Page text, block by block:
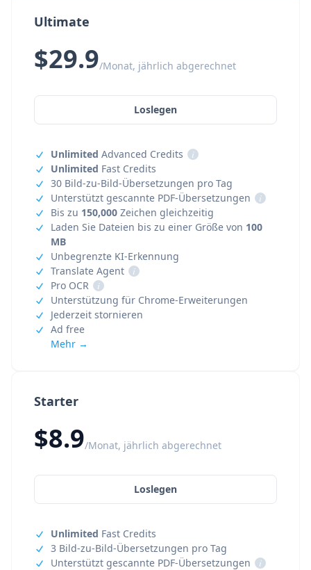
Starter
$8.9/Monat, jährlich abgerechnet
Loslegen
Unlimited Fast Credits
3 Bild-zu-Bild-Übersetzungen pro Tag
Unterstützt gescannte PDF-Übersetzungen
i
Ultimate
$29.9/Monat, jährlich abgerechnet
Loslegen
Unlimited Advanced Credits
i
Unlimited Fast Credits
30 Bild-zu-Bild-Übersetzungen pro Tag
Unterstützt gescannte PDF-Übersetzungen
i
Bis zu 150,000 Zeichen gleichzeitig
Laden Sie Dateien bis zu einer Größe von 100
MB
Unbegrenzte KI-Erkennung
Translate Agent
i
Pro OCR
i
Unterstützung für Chrome-Erweiterungen
Jederzeit stornieren
Ad free
Mehr →